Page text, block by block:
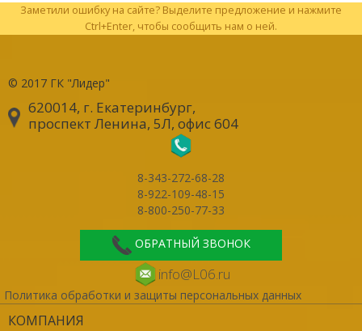
Заметили ошибку на сайте? Выделите предложение и нажмите
Ctrl+Enter, чтобы сообщить нам о ней.
© 2017 ГК "Лидер"
620014, г. Екатеринбург,
проспект Ленина, 5Л, офис 604
8-343-272-68-28
8-922-109-48-15
8-800-250-77-33
ОБРАТНЫЙ ЗВОНОК
info@L06.ru
Политика обработки и защиты персональных данных
КОМПАНИЯ